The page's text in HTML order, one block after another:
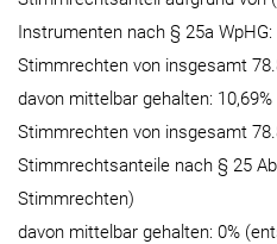
Instrumenten nach § 25a
Stimmrechten von insgesamt
davon mittelbar gehalten:
Stimmrechten von insgesamt
Stimmrechtsanteile nach § 25
Stimmrechten)
davon mittelbar gehalten: 0%